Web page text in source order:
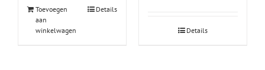
Toevoegen
aan
winkelwagen
Details
Details